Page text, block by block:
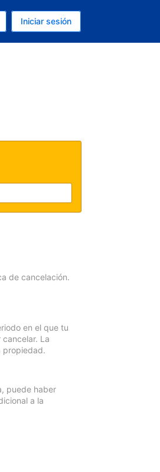
(Argentina)
Iniciar sesión
de cancelación.
en el que tu
La
propiedad.
puede haber
a la